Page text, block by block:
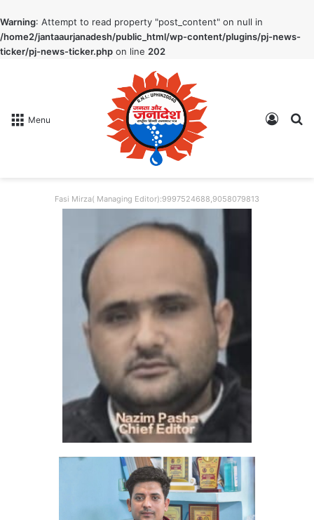
Warning: Attempt to read property "post_content" on null in
/home2/jantaaurjanadesh/public_html/wp-content/plugins/pj-news-
ticker/pj-news-ticker.php on line 202
Menu Log In
Fasi Mirza( Managing Editor):9997524688,9058079813